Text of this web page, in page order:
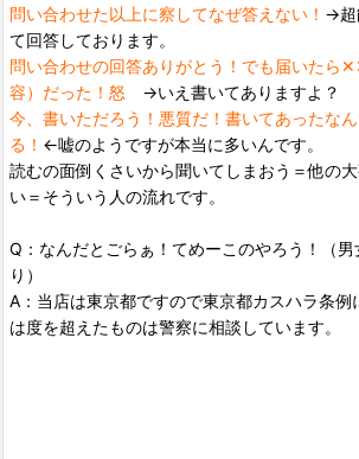
問い合わせた以上に察してなぜ答えない！ →超
て回答しております。
問い合わせの回答ありがとう！でも届いたら
容）だった！怒 →いえ書いてありますよ？
今、書いただろう！悪質だ！書いてあったな
る！ ←嘘のようですが本当に多いんです。
読むの面倒くさいから聞いてしまおう＝他の
い＝そういう人の流れです。
Q：なんだとごらぁ！てめーこのやろう！（
り）
A：当店は東京都ですので東京都カスハラ条例
は度を超えたものは警察に相談しています。